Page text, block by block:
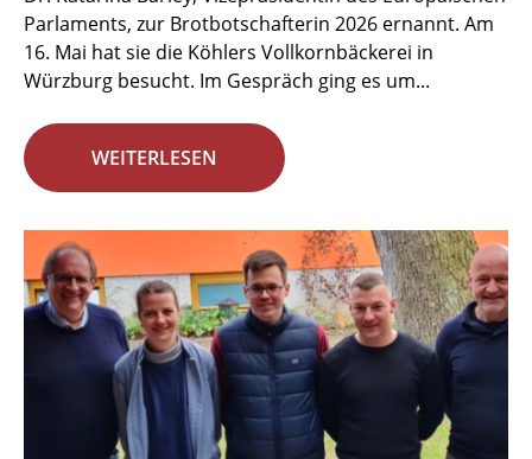
Parlaments, zur Brotbotschafterin 2026 ernannt. Am
16. Mai hat sie die Köhlers Vollkornbäckerei in
Würzburg besucht. Im Gespräch ging es um...
WEITERLESEN